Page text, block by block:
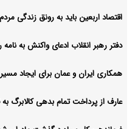
اقتصاد اربعین باید به رونق زندگی
دفتر رهبر انقلاب ادعای واکنش به
همکاری ایران و عمان برای ایجاد
عارف از پرداخت تمام بدهی کالابرگ